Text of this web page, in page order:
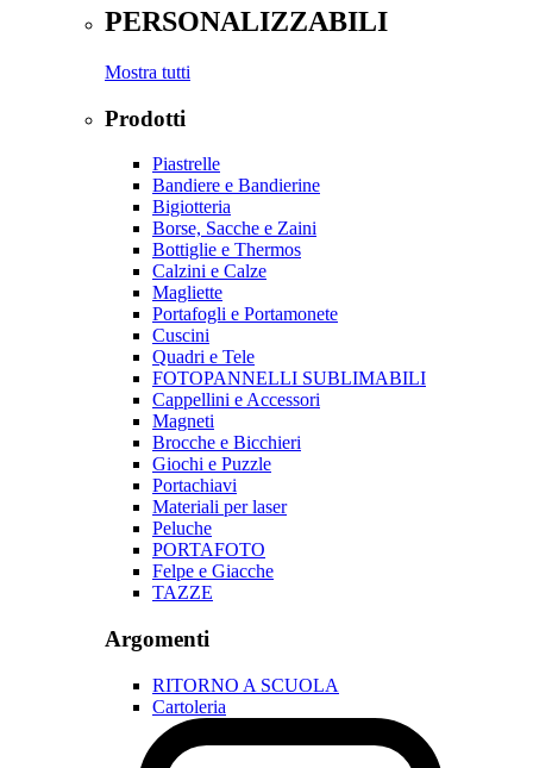
PERSONALIZZABILI
Mostra tutti
Prodotti
Piastrelle
Bandiere e Bandierine
Bigiotteria
Borse, Sacche e Zaini
Bottiglie e Thermos
Calzini e Calze
Magliette
Portafogli e Portamonete
Cuscini
Quadri e Tele
FOTOPANNELLI SUBLIMABILI
Cappellini e Accessori
Magneti
Brocche e Bicchieri
Giochi e Puzzle
Portachiavi
Materiali per laser
Peluche
PORTAFOTO
Felpe e Giacche
TAZZE
Argomenti
RITORNO A SCUOLA
Cartoleria